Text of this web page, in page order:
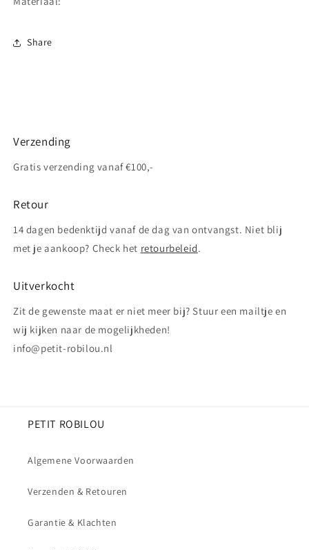
Share
Verzending
Gratis verzending vanaf €100,-
Retour
14 dagen bedenktijd vanaf de dag van ontvangst. Niet blij
met je aankoop? Check het retourbeleid.
Uitverkocht
Zit de gewenste maat er niet meer bij? Stuur een mailtje en
wij kijken naar de mogelijkheden!
info@petit-robilou.nl
PETIT ROBILOU
Algemene Voorwaarden
Verzenden & Retouren
Garantie & Klachten